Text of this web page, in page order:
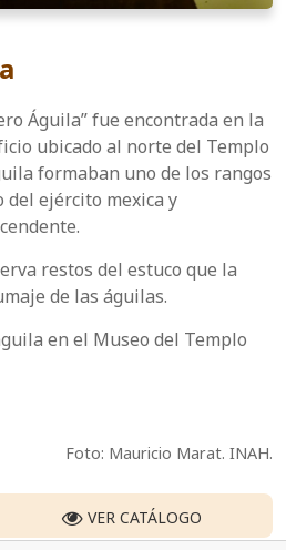
Águila” fue encontrada en la
ubicado al norte del Templo
formaban uno de los rangos
ejército mexica y
restos del estuco que la
de las águilas.
en el Museo del Templo
Foto: Mauricio Marat. INAH.
VER CATÁLOGO